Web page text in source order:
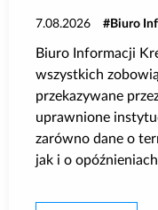
Kontakt dla mediów
Poradnik BIK
Kontakt
Logowanie
7.08.2026 Biuro
Biuro Informacji
wszystkich
przekazywane
uprawnione
zarówno dane o
jak i o